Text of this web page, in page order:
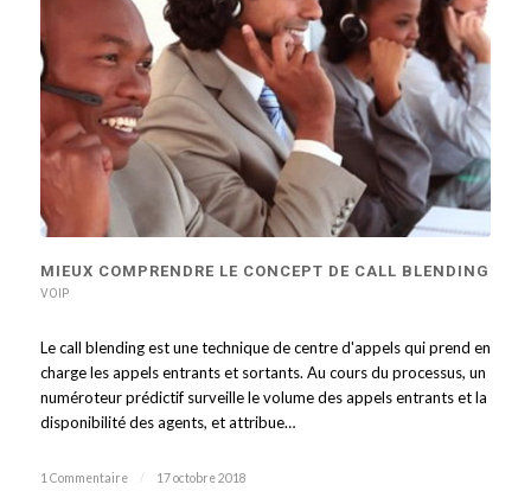
MIEUX COMPRENDRE LE CONCEPT DE CALL BLENDING
VOIP
Le call blending est une technique de centre d'appels qui prend en
charge les appels entrants et sortants. Au cours du processus, un
numéroteur prédictif surveille le volume des appels entrants et la
disponibilité des agents, et attribue…
1 Commentaire / 17 octobre 2018